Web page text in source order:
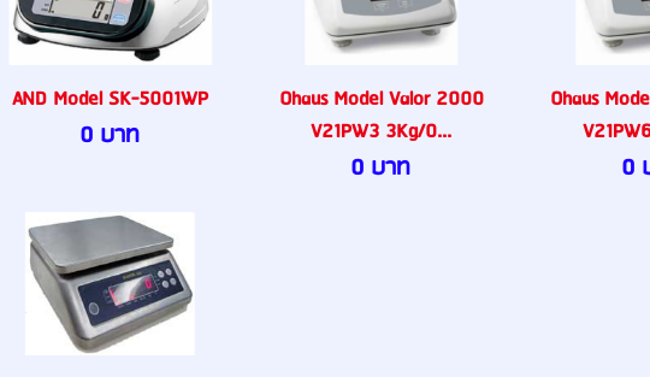
AND Model SK-5001WP
0 บาท
Ohaus Model Valor 2000
V21PW3 3Kg/0...
0 บาท
Ohaus
0